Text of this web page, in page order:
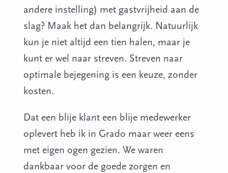
andere instelling) met gastvrijheid aan de
slag? Maak het dan belangrijk. Natuurlijk
kun je niet altijd een tien halen, maar je
kunt er wel naar streven. Streven naar
optimale bejegening is een keuze, zonder
kosten.
Dat een blije klant een blije medewerker
oplevert heb ik in Grado maar weer eens
met eigen ogen gezien. We waren
dankbaar voor de goede zorgen en